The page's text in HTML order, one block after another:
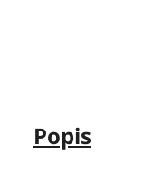
Popis